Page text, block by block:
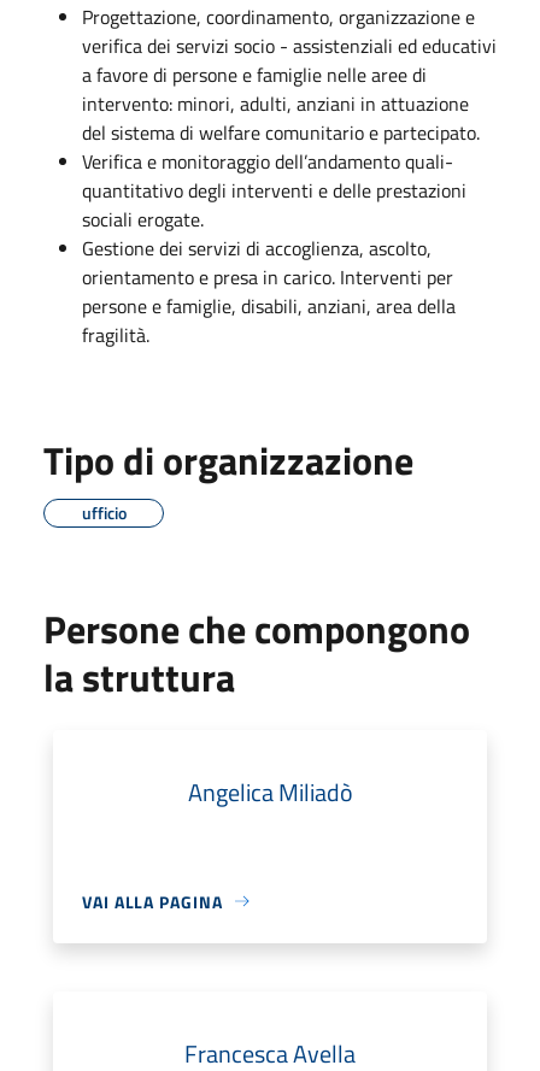
Progettazione, coordinamento, organizzazione e
verifica dei servizi socio - assistenziali ed educativi
a favore di persone e famiglie nelle aree di
intervento: minori, adulti, anziani in attuazione
del sistema di welfare comunitario e partecipato.
Verifica e monitoraggio dell’andamento quali-
quantitativo degli interventi e delle prestazioni
sociali erogate.
Gestione dei servizi di accoglienza, ascolto,
orientamento e presa in carico. Interventi per
persone e famiglie, disabili, anziani, area della
fragilità.
Tipo di organizzazione
ufficio
Persone che compongono
la struttura
Angelica Miliadò
VAI ALLA PAGINA
Francesca Avella